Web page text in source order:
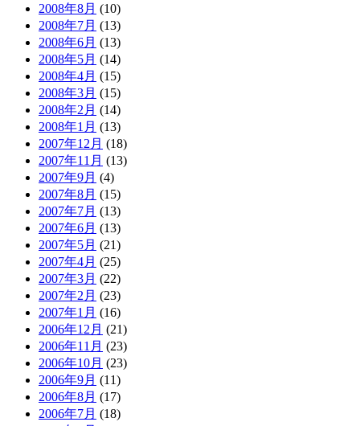
2008年8月 (10)
2008年7月 (13)
2008年6月 (13)
2008年5月 (14)
2008年4月 (15)
2008年3月 (15)
2008年2月 (14)
2008年1月 (13)
2007年12月 (18)
2007年11月 (13)
2007年9月 (4)
2007年8月 (15)
2007年7月 (13)
2007年6月 (13)
2007年5月 (21)
2007年4月 (25)
2007年3月 (22)
2007年2月 (23)
2007年1月 (16)
2006年12月 (21)
2006年11月 (23)
2006年10月 (23)
2006年9月 (11)
2006年8月 (17)
2006年7月 (18)